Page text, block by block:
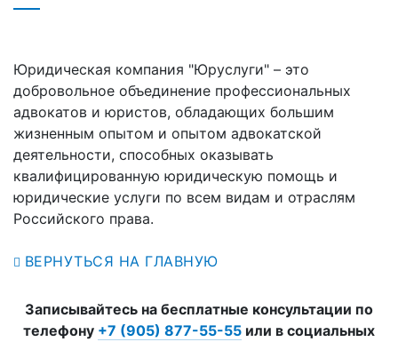
Юридическая компания "Юруслуги" – это
добровольное объединение профессиональных
адвокатов и юристов, обладающих большим
жизненным опытом и опытом адвокатской
деятельности, способных оказывать
квалифицированную юридическую помощь и
юридические услуги по всем видам и отраслям
Российского права.
ВЕРНУТЬСЯ НА ГЛАВНУЮ
Записывайтесь на бесплатные консультации по
телефону +7 (905) 877-55-55 или в социальных